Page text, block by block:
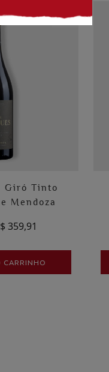
Giró Tinto
Mendoza
359,91